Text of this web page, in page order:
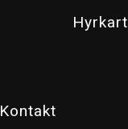
Hyrkart
Kontakt